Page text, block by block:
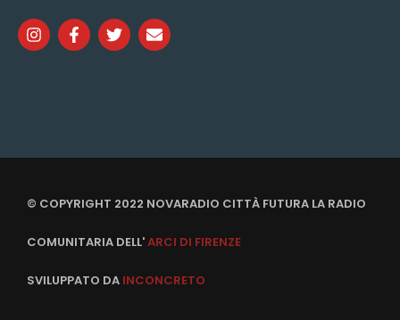
© COPYRIGHT 2022 NOVARADIO CITTÀ FUTURA LA RADIO
COMUNITARIA DELL'ARCI DI FIRENZE
SVILUPPATO DA INCONCRETO